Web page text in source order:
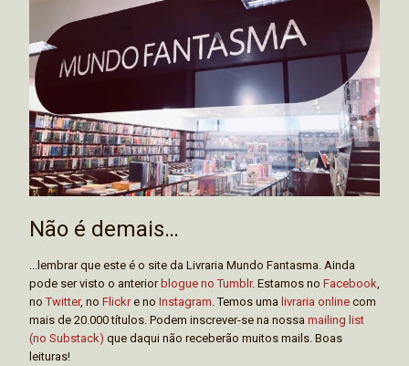
Não é demais…
...lembrar que este é o site da Livraria Mundo Fantasma. Ainda
pode ser visto o anteriorblogue no Tumblr. Estamos no Facebook
noTwitter, no Flickre no Instagram . Temos uma livraria online com
mais de 20.000 títulos. Podem inscrever-se na nossa mailing list
(no Substack) que daqui não receberão muitos mails. Boas
leituras!